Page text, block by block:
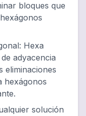
bloques que
: Hexa
adyacencia
eliminaciones
hexágonos
solución